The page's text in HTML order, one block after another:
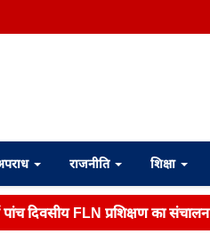
राजनीति शिक्षा
दिवसीय FLN प्रशिक्षण का संचालन